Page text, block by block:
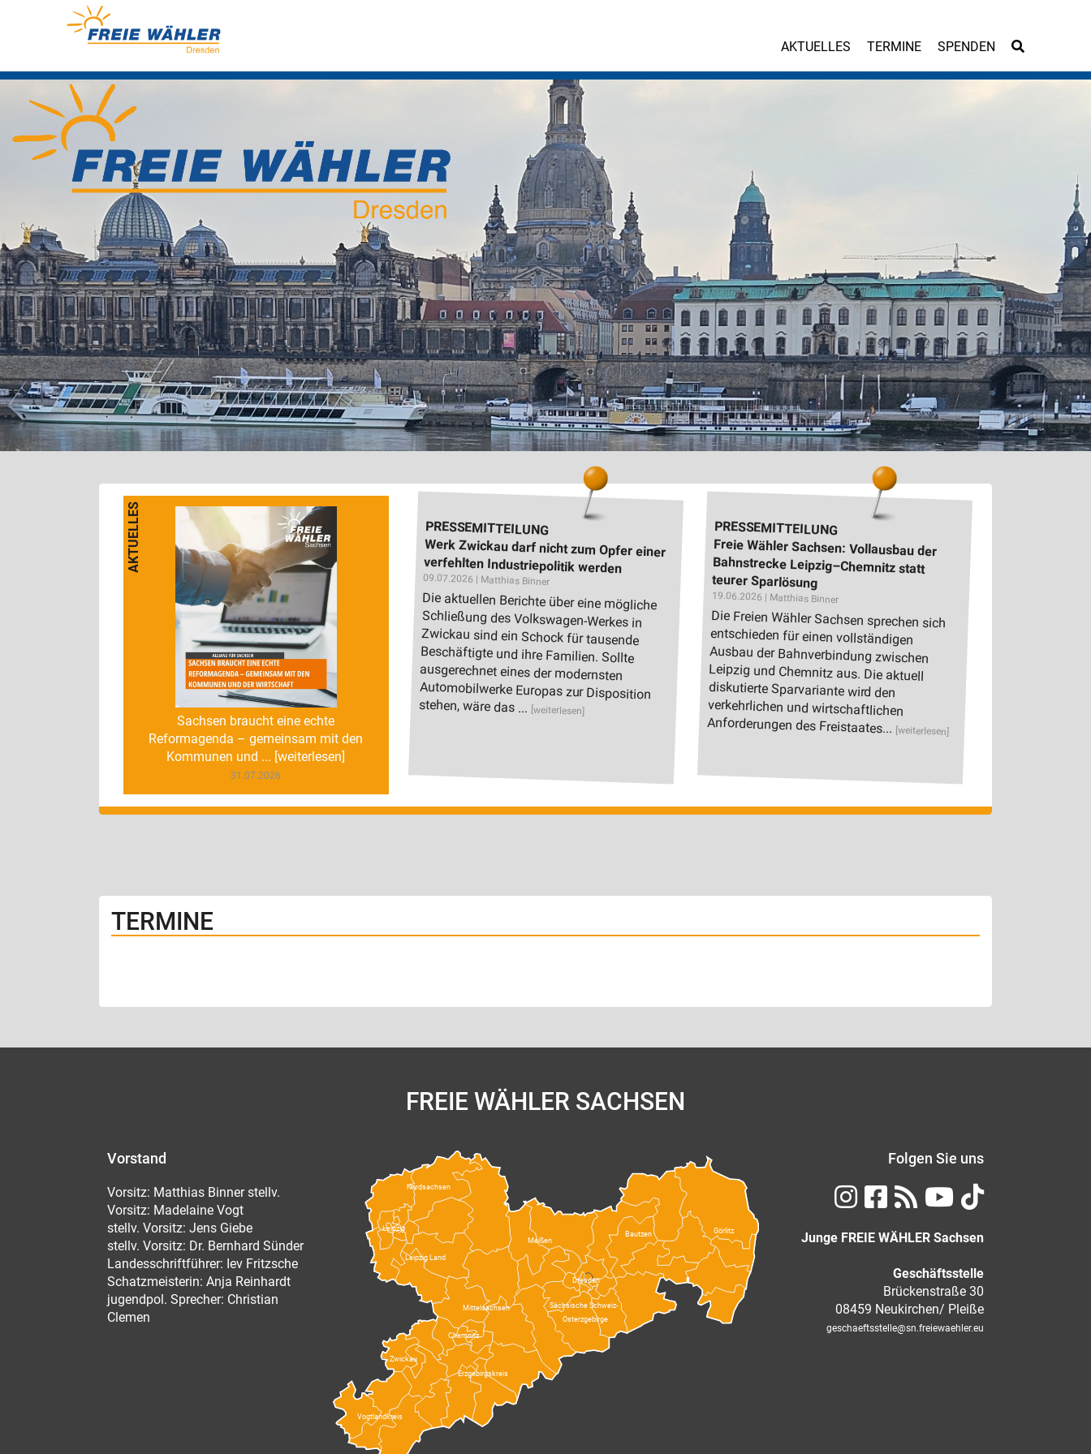
AKTUELLES TERMINE SPENDEN
AKTUELLES
Sachsen braucht eine echte
Reformagenda – gemeinsam mit den
Kommunen und ... [weiterlesen]
31.07.2026
PRESSEMITTEILUNG
Werk Zwickau darf nicht zum Opfer einer
verfehlten Industriepolitik werden
09.07.2026 | Matthias Binner
Die aktuellen Berichte über eine mögliche
Schließung des Volkswagen-Werkes in
Zwickau sind ein Schock für tausende
Beschäftigte und ihre Familien. Sollte
ausgerechnet eines der modernsten
Automobilwerke Europas zur Disposition
stehen, wäre das ... [weiterlesen]
PRESSEMITTEILUNG
Freie Wähler Sachsen: Vollausbau der
Bahnstrecke Leipzig–Chemnitz statt
teurer Sparlösung
19.06.2026 | Matthias Binner
Die Freien Wähler Sachsen sprechen sich
entschieden für einen vollständigen
Ausbau der Bahnverbindung zwischen
Leipzig und Chemnitz aus. Die aktuell
diskutierte Sparvariante wird den
verkehrlichen und wirtschaftlichen
Anforderungen des Freistaates... [weiterlesen]
TERMINE
FREIE WÄHLER SACHSEN
Vorstand
Vorsitz: Matthias Binner stellv.
Vorsitz: Madelaine Vogt
stellv. Vorsitz: Jens Giebe
stellv. Vorsitz: Dr. Bernhard Sünder
Landesschriftführer: Iev Fritzsche
Schatzmeisterin: Anja Reinhardt
jugendpol. Sprecher: Christian
Clemen
Bautzen Görlitz
Leipzig
Leipzig Land
Meißen
Erzgebirgskreis
Mittelsachsen
Nordsachsen
Osterzgebirge
Sächsische Schweiz-
Vogtlandkreis
Zwickau
Dresden
Chemnitz
Folgen Sie uns
Junge FREIE WÄHLER Sachsen
Geschäftsstelle
Brückenstraße 30
08459 Neukirchen/ Pleiße
geschaeftsstelle@sn.freiewaehler.eu